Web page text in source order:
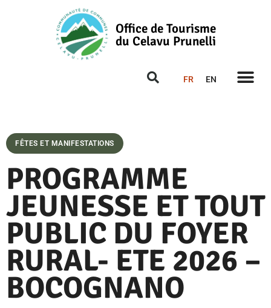
Office de Tourisme
du Celavu Prunelli
FR EN
FÊTES ET MANIFESTATIONS
PROGRAMME
JEUNESSE ET TOUT
PUBLIC DU FOYER
RURAL- ETE 2026 –
BOCOGNANO